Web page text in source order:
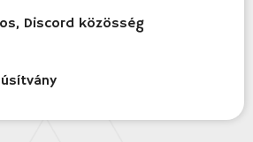
Discord közösség